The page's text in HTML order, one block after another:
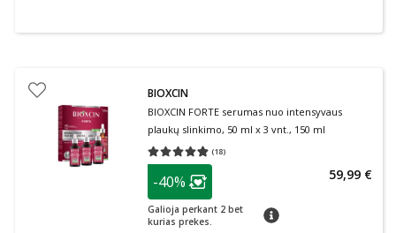
BIOXCIN
BIOXCIN FORTE serumas nuo intensyvaus
plaukų slinkimo, 50 ml x 3 vnt., 150 ml
(18)
Vidutinis įvertinimas 4.83
patarimas
Lojalumo klubo narių nuolaida
-40%
Galioja perkant 2 bet
kurias prekes.
patarimas
59,99 €